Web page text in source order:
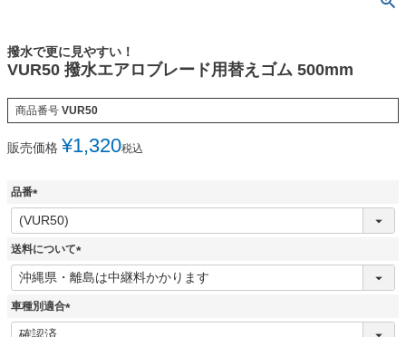
撥水で更に見やすい！
VUR50 撥水エアロブレード用替えゴム 500mm
商品番号 VUR50
販売価格 ¥1,320税込
品番
(
必
須
送料について
(
必
車種別適合
(